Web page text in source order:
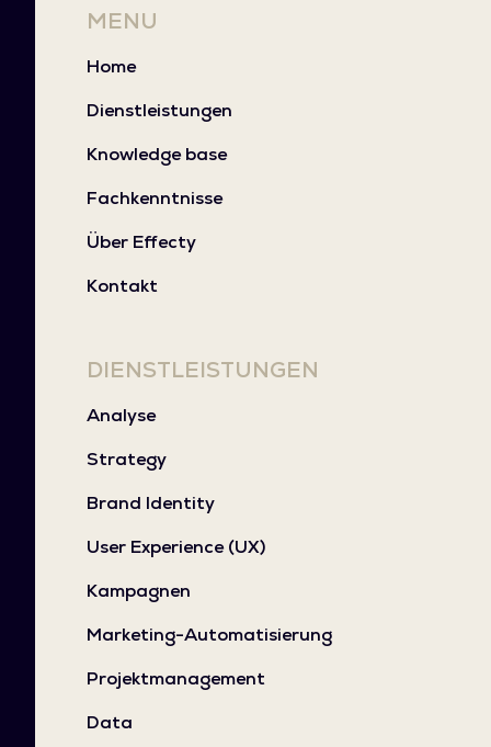
MENU
Home
Dienstleistungen
Knowledge base
Fachkenntnisse
Über Effecty
Kontakt
DIENSTLEISTUNGEN
Analyse
Strategy
Brand Identity
User Experience (UX)
Kampagnen
Marketing-Automatisierung
Projektmanagement
Data